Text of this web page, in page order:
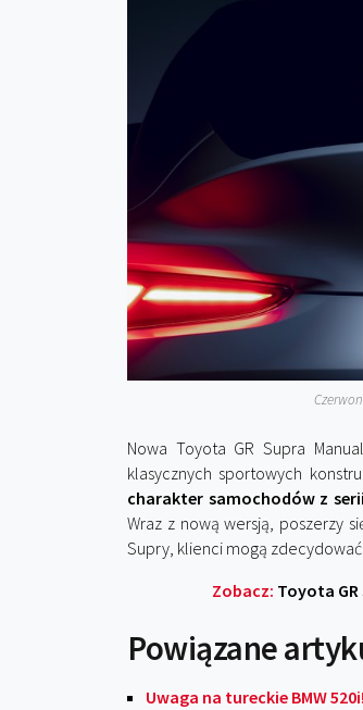
Nowa Toyota GR Supra
klasycznych sportowych
charakter samochodów z
Wraz z nową wersją, poszerzy
Supry, klienci mogą zdecydować
Zobacz: Toyota
Powiązane
Uwaga na tureckie BMW